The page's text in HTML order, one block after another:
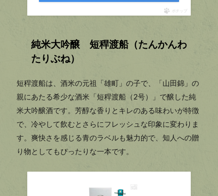
ポチップ
純米大吟醸 短稈渡船（たんかんわ
たりぶね）
短稈渡船は、酒米の元祖「雄町」の子で、「山田錦」の
親にあたる希少な酒米「短稈渡船（2号）」で醸した純
米大吟醸酒です。芳醇な香りとキレのある味わいが特徴
で、冷やして飲むとさらにフレッシュな印象に変わりま
す。爽快さを感じる青のラベルも魅力的で、知人への贈
り物としてもぴったりな一本です。